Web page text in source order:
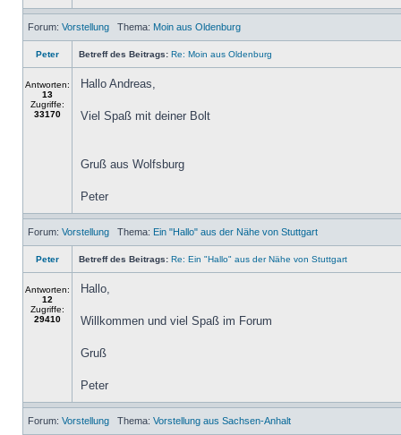
Forum: Vorstellung Thema: Moin aus Oldenburg
Peter Betreff des Beitrags: Re: Moin aus Oldenburg
Antworten:
13
Zugriffe:
33170
Hallo Andreas,
Viel Spaß mit deiner Bolt
Gruß aus Wolfsburg
Peter
Forum: Vorstellung Thema: Ein "Hallo" aus der Nähe von Stuttgart
Peter Betreff des Beitrags: Re: Ein "Hallo" aus der Nähe von Stuttgart
Antworten:
12
Zugriffe:
29410
Hallo,
Willkommen und viel Spaß im Forum
Gruß
Peter
Forum: Vorstellung Thema: Vorstellung aus Sachsen-Anhalt